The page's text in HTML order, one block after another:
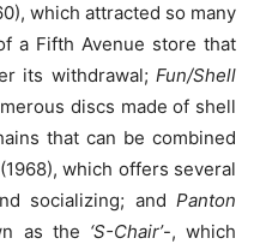
which attracted so many
a Fifth Avenue store that
its withdrawal; Fun/Shell
discs made of shell
that can be combined
which offers several
socializing; and Panton
as the ‘S-Chair’-, which